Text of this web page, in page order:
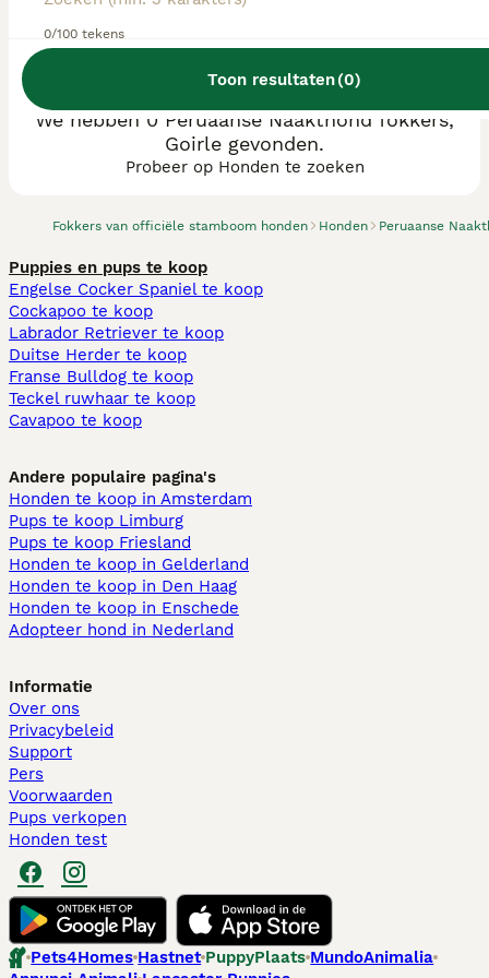
0/100 tekens
Toon resultaten(0)
Fokkers van officiële stamboom honden Honden Peruaanse
We hebben 0 Peruaanse Naakthond fokkers,
Goirle gevonden.
Probeer op Honden te zoeken
Puppies en pups te koop
Engelse Cocker Spaniel te koop
Cockapoo te koop
Labrador Retriever te koop
Duitse Herder te koop
Franse Bulldog te koop
Teckel ruwhaar te koop
Cavapoo te koop
Andere populaire pagina's
Honden te koop in Amsterdam
Pups te koop Limburg​
Pups te koop Friesland​
Honden te koop in Gelderland
Honden te koop in Den Haag
Honden te koop in Enschede
Adopteer hond in Nederland
Informatie
Over ons
Privacybeleid
Support
Pers
Voorwaarden
Pups verkopen
Honden test
Pets4Homes Hastnet PuppyPlaats MundoAnimalia